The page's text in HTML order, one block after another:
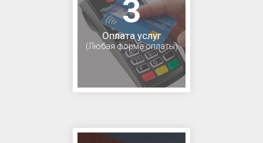
3
Оплата услуг
(Любая форма оплаты)